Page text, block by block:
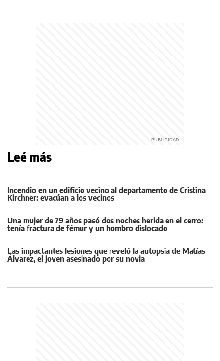
Leé más
Incendio en un edificio vecino al departamento de Cristina
Kirchner: evacúan a los vecinos
Una mujer de 79 años pasó dos noches herida en el cerro:
tenía fractura de fémur y un hombro dislocado
Las impactantes lesiones que reveló la autopsia de Matías
Álvarez, el joven asesinado por su novia